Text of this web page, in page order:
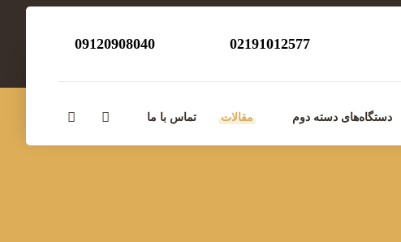
09120908040 02191012577
دستگاه‌های دسته دوم مقالات تماس با ما